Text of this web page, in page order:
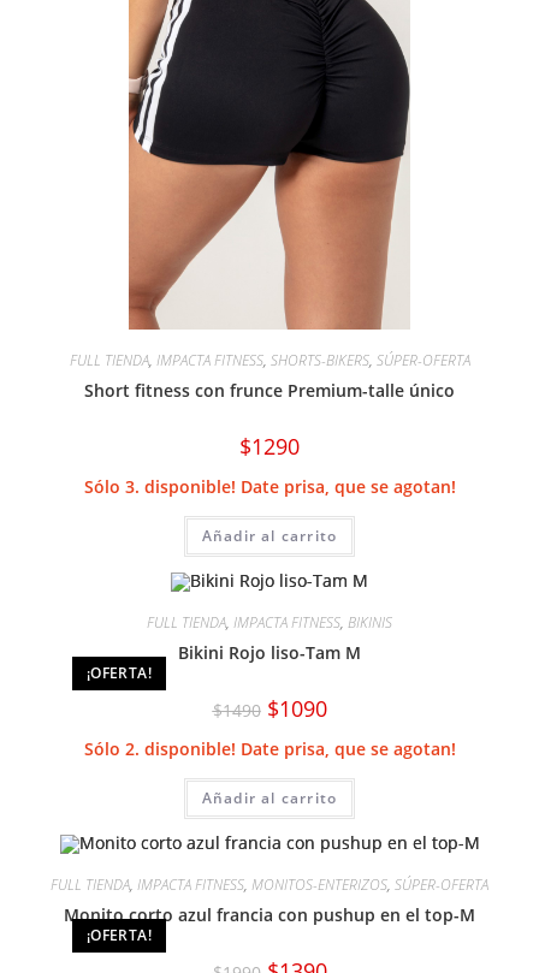
FULL TIENDA, IMPACTA FITNESS, SHORTS-BIKERS, SÚPER-OFERTA
Short fitness con frunce Premium-talle único
$1290
Sólo 3. disponible! Date prisa, que se agotan!
Añadir al carrito
¡OFERTA!
FULL TIENDA, IMPACTA FITNESS, BIKINIS
Bikini Rojo liso-Tam M
$1490 El
precio
original
era:
$1090El
precio
es:
Sólo 2. disponible! Date prisa, que se agotan!
Añadir al carrito
¡OFERTA!
FULL TIENDA, IMPACTA FITNESS, MONITOS-ENTERIZOS, SÚPER-OFERTA
Monito corto azul francia con pushup en el top-M
El El